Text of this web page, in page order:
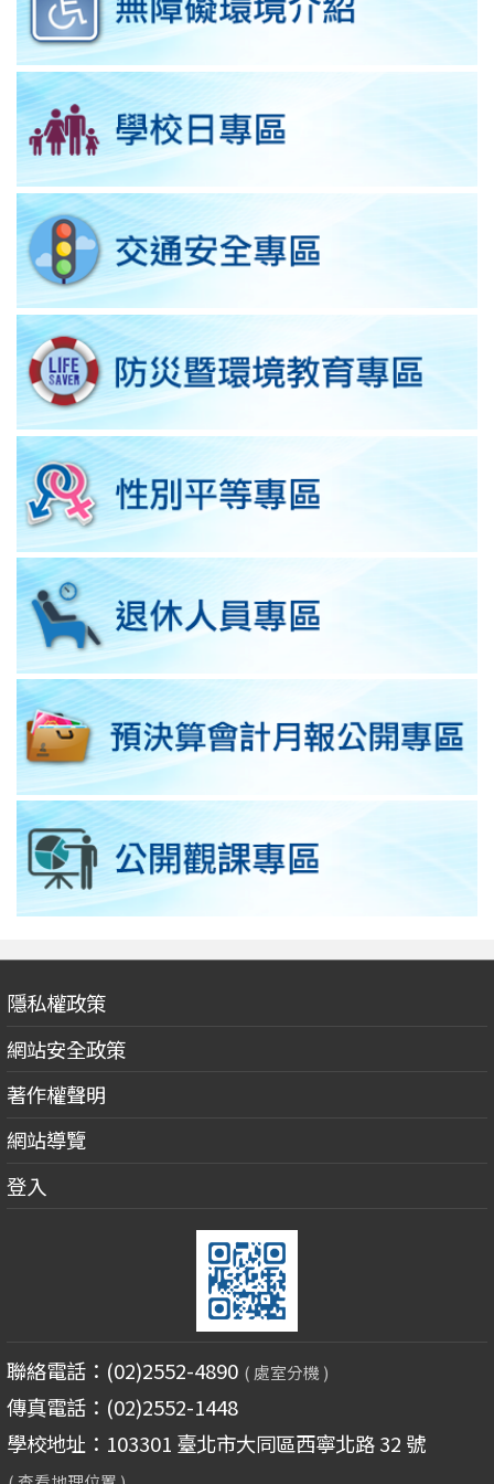
隱私權政策
網站安全政策
著作權聲明
網站導覽
登入
聯絡電話：(02)2552-4890 ( 處室分機 )
傳真電話：(02)2552-1448
學校地址：103301 臺北市大同區西寧北路 32 號